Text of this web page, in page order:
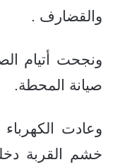
والقضارف .
ونجحت أتيام
صيانة المحطة.
وعادت الكهرباء
خشم القربة